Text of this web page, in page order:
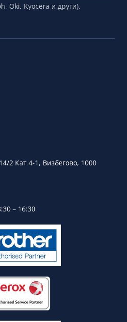
Oki, Kyocera и други).
2 Кат 4-1, Визбегово, 1000
– 16:30